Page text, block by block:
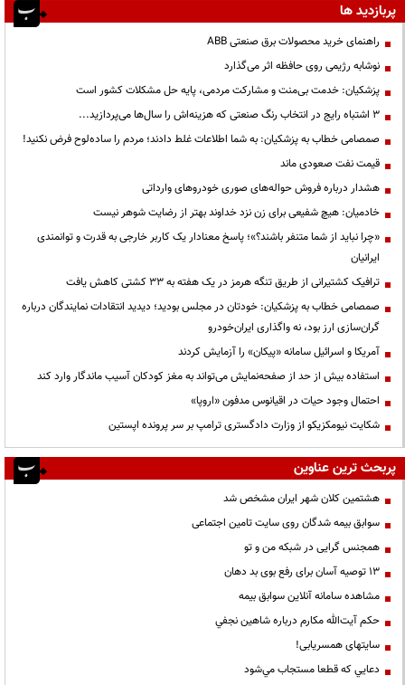
پربازدید ها
راهنمای خرید محصولات برق صنعتی ABB
نوشابه رژیمی روی حافظه اثر می‌گذارد
پزشکیان: خدمت بی‌منت و مشارکت مردمی، پایه حل مشکلات کشور است
3 اشتباه رایج در انتخاب رنگ صنعتی که هزینه‌اش را سال‌ها می‌پردازید...
صمصامی خطاب به پزشکیان: به شما اطلاعات غلط دادند؛ مردم را ساده‌لوح فرض نکنید!
قیمت نفت صعودی ماند
هشدار درباره فروش حواله‌های صوری خودروهای وارداتی
خادمیان: هیچ شفیعی برای زن نزد خداوند بهتر از رضایت شوهر نیست
«چرا نباید از شما متنفر باشند؟»؛ پاسخ معنادار یک کاربر خارجی به قدرت و توانمندی
ایرانیان
ترافیک کشتیرانی از طریق تنگه هرمز در یک هفته به ۳۳ کشتی کاهش یافت
صمصامی خطاب به پزشکیان: خودتان در مجلس بودید؛ دیدید انتقادات نمایندگان درباره
گران‌سازی ارز بود، نه واگذاری ایران‌خودرو
آمریکا و اسرائیل سامانه «پیکان» را آزمایش کردند
استفاده بیش از حد از صفحه‌نمایش می‌تواند به مغز کودکان آسیب ماندگار وارد کند
احتمال وجود حیات در اقیانوس مدفون «اروپا»
شکایت نیومکزیکو از وزارت دادگستری ترامپ بر سر پرونده اپستین
پربحث ترین عناوین
هشتمین کلان شهر ایران مشخص شد
سوابق بیمه شدگان روی سایت تامین اجتماعی
همجنس گرایی در شبکه من و تو
13 توصیه آسان برای رفع بوی بد دهان
مشاهده سامانه آنلاين سوابق بیمه
حكم آيت‌الله مكارم درباره شاهين نجفي
سایتهای همسریابی!
دعايي كه قطعا مستجاب مي‌شود